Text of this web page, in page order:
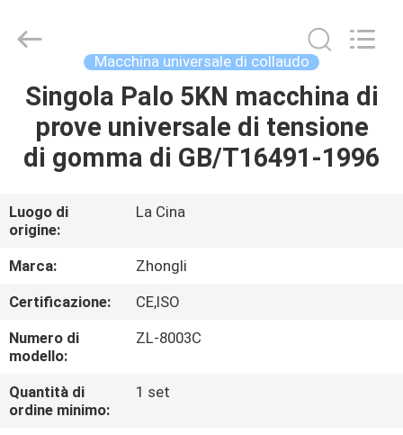
CASA
PRODOTTI
VIDEO
CIRCA
NOI
GIRO
DELLA
FABBRICA
Instrument
Technology
Rights
Reserved.
Macchina universale di collaudo
Singola Palo 5KN macchina di
prove universale di tensione
di gomma di GB/T16491-1996
Luogo di
origine:
La Cina
Marca:
Zhongli
Certificazione:
CE,ISO
Numero di
modello:
ZL-8003C
Quantità di
ordine minimo:
1 set